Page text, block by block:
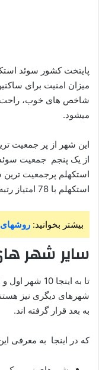
پایتخت کشور سوئد
میزان امنیت برای
شاخص های خوب، راحت
میشود.
این شهر از پر جمعیت
از یک پنجم جمعیت
استکهلم پرجمعیت ترین
استکهلم با 78 امتیاز رتبه دهم را کسب نموده است.
بیشتر بخوانید:
سایر شهر های
تا به اینجا
به بعد قرار گرفته اند.
که در اینجا به معرفی